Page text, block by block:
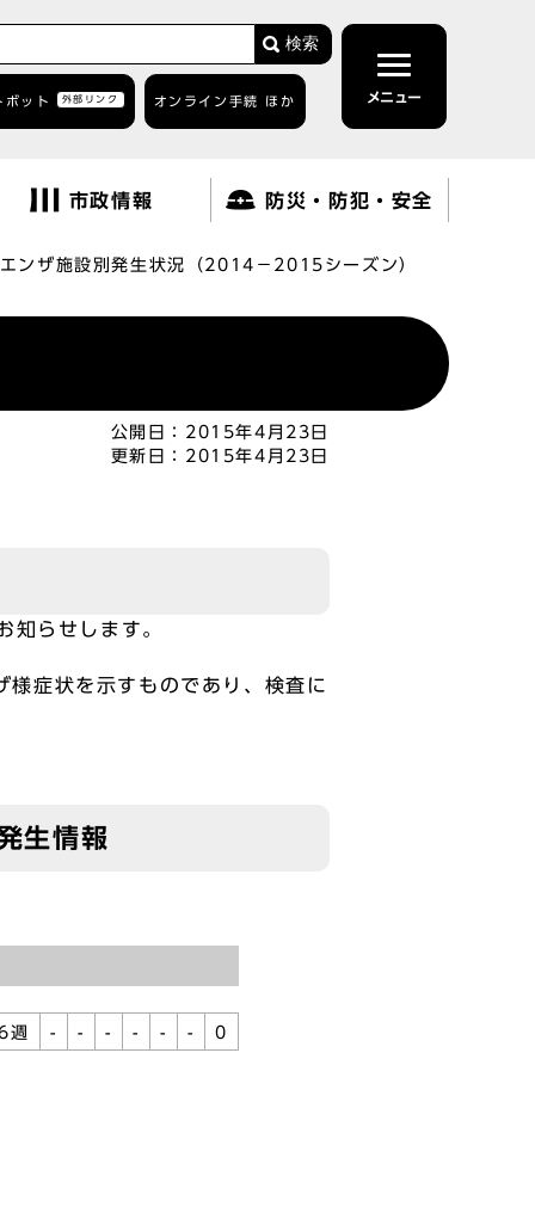
検索
ボット 外部リンク オンライン手続 ほか メニュー
市政情報 防災・防犯・安全
ンザ施設別発生状況（2014－2015シーズン）
公開日： 2015年4月23日
更新日： 2015年4月23日
知らせします。
症状を示すものであり、検査に
生情報
週
- - - - - - 0